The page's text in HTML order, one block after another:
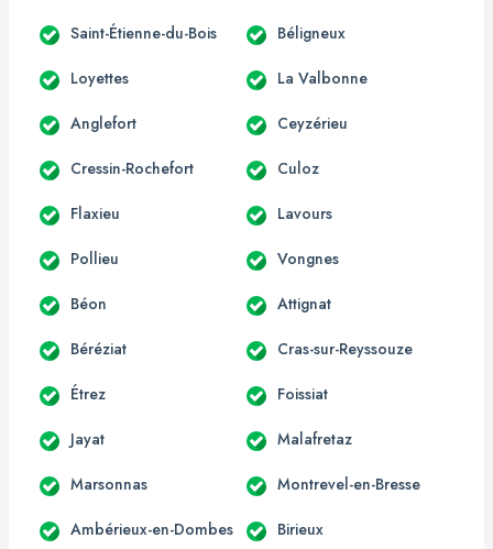
Saint-Étienne-du-Bois Béligneux
Loyettes La Valbonne
Anglefort Ceyzérieu
Cressin-Rochefort Culoz
Flaxieu Lavours
Pollieu Vongnes
Béon Attignat
Béréziat Cras-sur-Reyssouze
Étrez Foissiat
Jayat Malafretaz
Marsonnas Montrevel-en-Bresse
Ambérieux-en-Dombes Birieux